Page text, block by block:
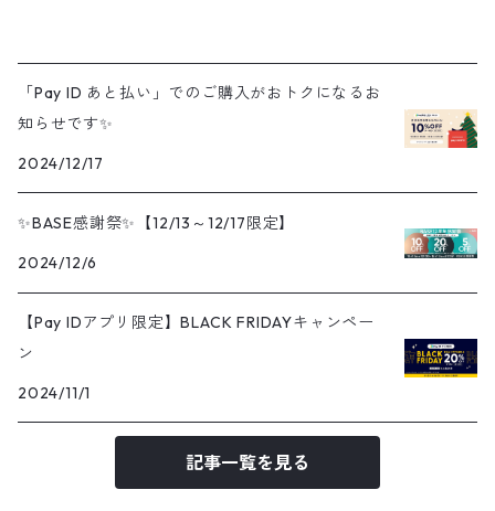
「Pay ID あと払い」でのご購入がおトクになるお
知らせです✨
2024/12/17
✨BASE感謝祭✨【12/13～12/17限定】
2024/12/6
【Pay IDアプリ限定】BLACK FRIDAYキャンペー
ン
2024/11/1
記事一覧を見る